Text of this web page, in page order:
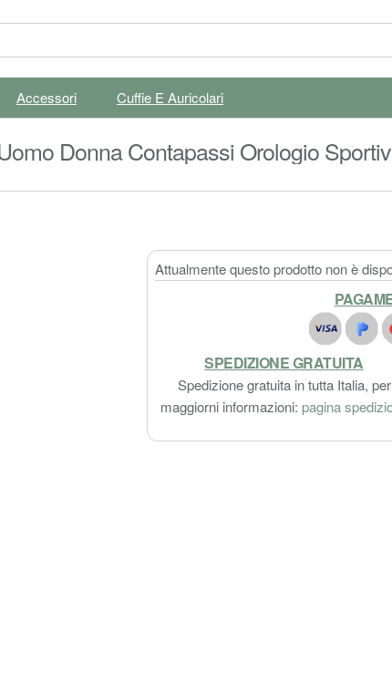
Accessori Cuffie E Auricolari
Donna Contapassi Orologio
Tracker 14 Modalità Sportive
Attualmente questo prodotto non è
SPEDIZIONE GRATUITA
Spedizione gratuita in tutta Italia, per
maggiorni informazioni: pagina